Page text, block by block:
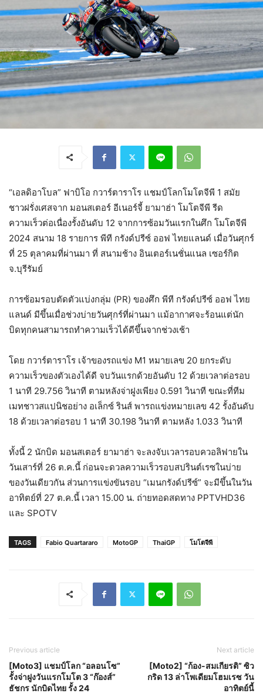
“เอลดิอาโบล” ฟาบิโอ กวาร์ตาราโร แชมป์โลกโมโตจีพี 1 สมัย
ชาวฝรั่งเศสจาก มอนสเตอร์ อีเนอร์จี้ ยามาฮ่า โมโตจีพี รีด
ความเร็วต่อเนื่องรั้งอันดับ 12 จากการซ้อมวันแรกในศึก โมโตจีพี
2024 สนาม 18 รายการ พีที กรังด์ปรีซ์ ออฟ ไทยแลนด์ เมื่อวันศุกร์
ที่ 25 ตุลาคมที่ผ่านมา ที่ สนามช้าง อินเตอร์เนชั่นแนล เซอร์กิต
จ.บุรีรัมย์
การซ้อมรอบตัดตัวแบ่งกลุ่ม (PR) ของศึก พีที กรังด์ปรีซ์ ออฟ ไทย
แลนด์ มีขึ้นเมื่อช่วงบ่ายวันศุกร์ที่ผ่านมา แม้อากาศจะร้อนแต่นัก
บิดทุกคนสามารถทำความเร็วได้ดีขึ้นจากช่วงเช้า
โดย กวาร์ตาราโร เจ้าของรถแข่ง M1 หมายเลข 20 ยกระดับ
ความเร็วของตัวเองได้ดี จบวันแรกด้วยอันดับ 12 ด้วยเวลาต่อรอบ
1 นาที 29.756 วินาที ตามหลังจ่าฝูงเพียง 0.591 วินาที ขณะที่ทีม
เมทชาวสแปนิชอย่าง อเล็กซ์ รินส์ พารถแข่งหมายเลข 42 รั้งอันดับ
18 ด้วยเวลาต่อรอบ 1 นาที 30.198 วินาที ตามหลัง 1.033 วินาที
ทั้งนี้ 2 นักบิด มอนสเตอร์ ยามาฮ่า จะลงจับเวลารอบควอลิฟายใน
วันเสาร์ที่ 26 ต.ค.นี้ ก่อนจะดวลความเร็วรอบสปรินต์เรซในบ่าย
ของวันเดียวกัน ส่วนการแข่งขันรอบ “เมนกรังด์ปรีซ์” จะมีขึ้นในวัน
อาทิตย์ที่ 27 ต.ค.นี้ เวลา 15.00 น. ถ่ายทอดสดทาง PPTVHD36
และ SPOTV
TAGS Fabio Quartararo MotoGP ThaiGP โมโตจีพี
Previous article
[Moto3] แชมป์โลก “อลอนโซ”
รั้งจ่าฝูงวันแรกโมโต 3 “ก๊องส์”
ธัชกร นักบิดไทย รั้ง 24
Next article
[Moto2] “ก้อง-สมเกียรติ” ซิว
กริด 13 ล่าโพเดียมโฮมเรซ วัน
อาทิตย์นี้